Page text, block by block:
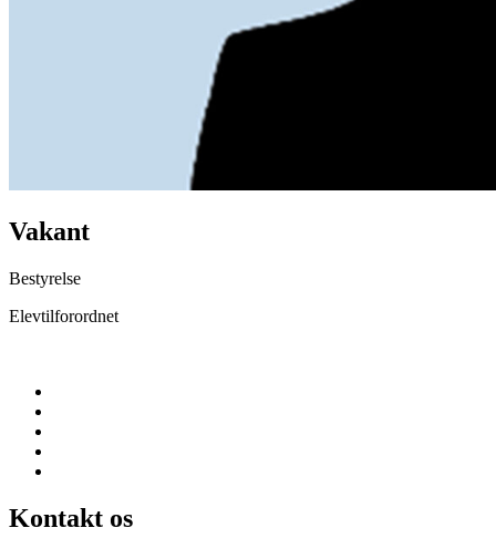
Vakant
Bestyrelse
Elevtilforordnet
Kontakt os